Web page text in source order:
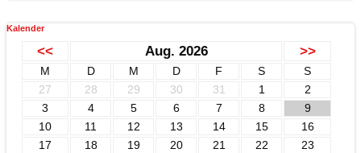
Kalender
<< Aug. 2026 >>
M D M D F S
S
27
28 29 30 31 1
2
3
4 5 6 7 8
9
10
11 12 13 14 15
16
17
18 19 20 21 22
23